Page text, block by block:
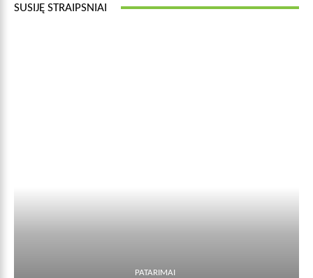
SUSIJĘ STRAIPSNIAI
PATARIMAI